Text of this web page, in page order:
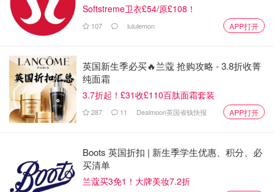
Softstreme卫衣£54/原£108！
107 lululemon APP打开
英国新生季必买🔥兰蔻 抢购攻略 - 3.8折收菁
纯面霜
3.7折起！£31收£110百肽面霜套装
287 11 Dealmoon英国省钱快报 APP打开
Boots 英国折扣 | 新生季学生优惠、积分、必
买清单
兰蔻买3免1！大牌美妆7.2折